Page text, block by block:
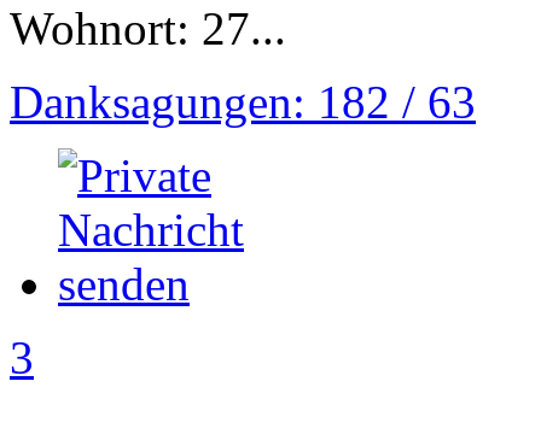
Wohnort: 27...
Danksagungen: 182 / 63
3